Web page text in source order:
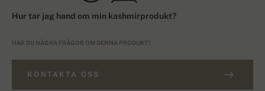
Hur tar jag hand om min kashmirprodukt?
HAR DU NÅGRA FRÅGOR OM DENNA PRODUKT?
KONTAKTA OSS